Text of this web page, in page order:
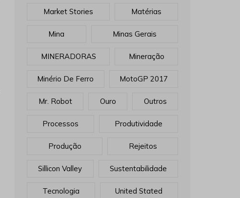
Market Stories Matérias
Mina Minas Gerais
MINERADORAS Mineração
Minério De Ferro MotoGP 2017
Mr. Robot Ouro Outros
Processos Produtividade
Produção Rejeitos
Sillicon Valley Sustentabilidade
Tecnologia United Stated